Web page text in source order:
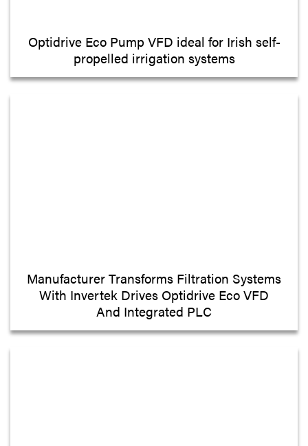
Optidrive Eco Pump VFD ideal for Irish self-
propelled irrigation systems
Manufacturer Transforms Filtration Systems
With Invertek Drives Optidrive Eco VFD
And Integrated PLC